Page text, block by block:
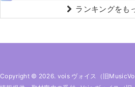
ランキングをも
Copyright © 2026. vois ヴォイス（旧